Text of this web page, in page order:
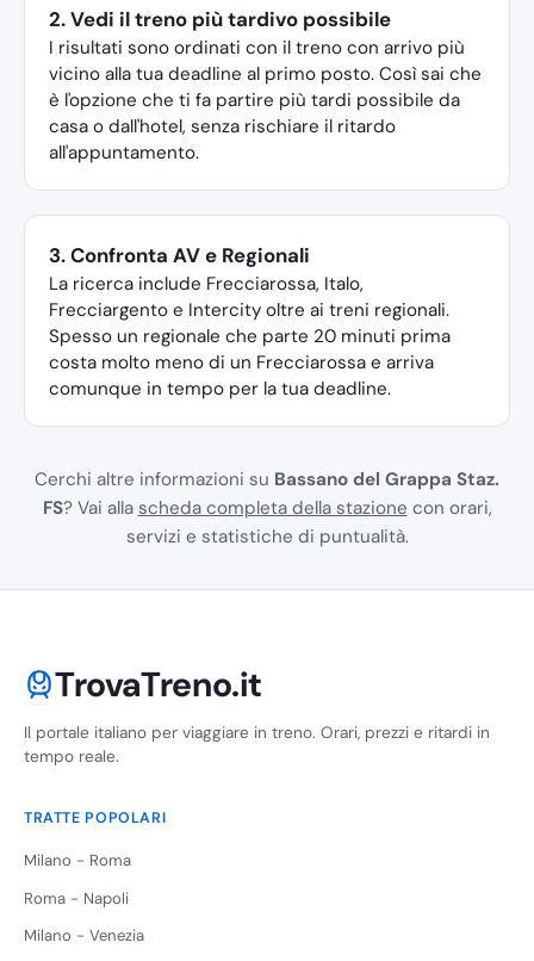
2. Vedi il treno più tardivo possibile
I risultati sono ordinati con il treno con arrivo più
vicino alla tua deadline al primo posto. Così sai che
è l'opzione che ti fa partire più tardi possibile da
casa o dall'hotel, senza rischiare il ritardo
all'appuntamento.
3. Confronta AV e Regionali
La ricerca include Frecciarossa, Italo,
Frecciargento e Intercity oltre ai treni regionali.
Spesso un regionale che parte 20 minuti prima
costa molto meno di un Frecciarossa e arriva
comunque in tempo per la tua deadline.
Cerchi altre informazioni su Bassano del Grappa Staz.
FS? Vai alla scheda completa della stazione con orari,
servizi e statistiche di puntualità.
TrovaTreno.it
Il portale italiano per viaggiare in treno. Orari, prezzi e ritardi in
tempo reale.
TRATTE POPOLARI
Milano - Roma
Roma - Napoli
Milano - Venezia